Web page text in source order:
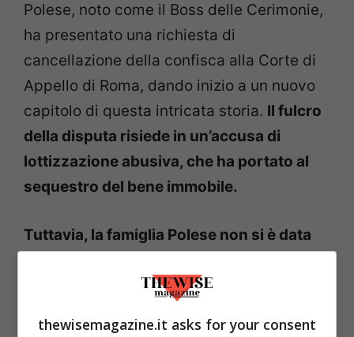
Polese, noto come il Boss delle Cerimonie,
ha presentato una richiesta di
cancellazione della confisca alla Corte di
Appello di Roma, dando inizio a un nuovo
capitolo di questa intricata storia. Il fulcro
della disputa risiede in un’accusa di
lottizzazione abusiva, che ha portato al
sequestro del bene immobile.
Tuttavia, la famiglia Polese non si è data
decisione attraverso l’analisi di esperti in
thewisemagazine.it asks for your consent